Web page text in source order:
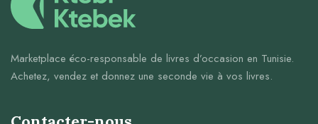
Marketplace éco-responsable de livres d’occasion en Tunisie.
Achetez, vendez et donnez une seconde vie à vos livres.